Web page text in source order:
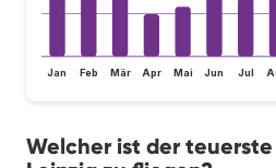
Jan Feb Mär Apr Mai Jun Jul
Welcher ist der